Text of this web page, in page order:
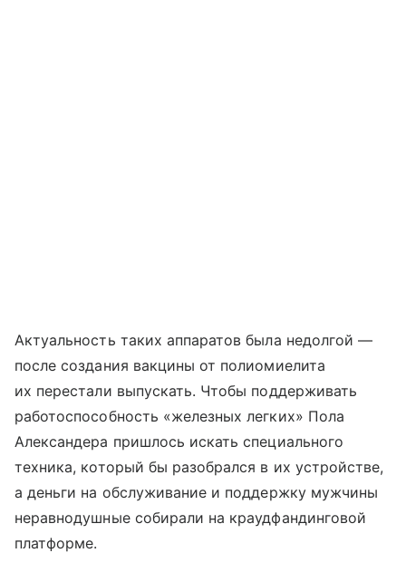
Актуальность таких аппаратов была недолгой —
после создания вакцины от полиомиелита
их перестали выпускать. Чтобы поддерживать
работоспособность «железных легких» Пола
Александера пришлось искать специального
техника, который бы разобрался в их устройстве,
а деньги на обслуживание и поддержку мужчины
неравнодушные собирали на краудфандинговой
платформе.